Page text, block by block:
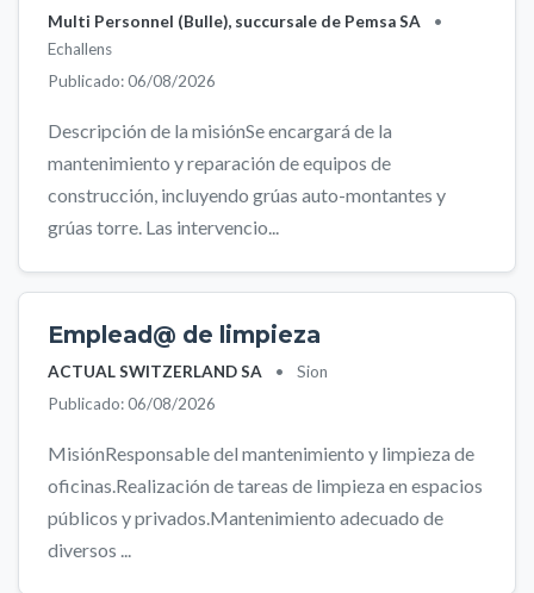
Multi Personnel (Bulle), succursale de Pemsa SA
•
Echallens
Publicado: 06/08/2026
Descripción de la misiónSe encargará de la
mantenimiento y reparación de equipos de
construcción, incluyendo grúas auto-montantes y
grúas torre. Las intervencio...
Emplead@ de limpieza
ACTUAL SWITZERLAND SA •
Sion
Publicado: 06/08/2026
MisiónResponsable del mantenimiento y limpieza de
oficinas.Realización de tareas de limpieza en espacios
públicos y privados.Mantenimiento adecuado de
diversos ...